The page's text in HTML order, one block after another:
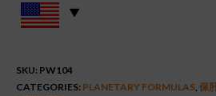
SKU: PW104
CATEGORIES: PLANETARY FORMULAS, 保